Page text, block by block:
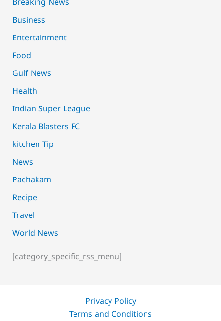
Breaking News
Business
Entertainment
Food
Gulf News
Health
Indian Super League
Kerala Blasters FC
kitchen Tip
News
Pachakam
Recipe
Travel
World News
[category_specific_rss_menu]
Privacy Policy
Terms and Conditions